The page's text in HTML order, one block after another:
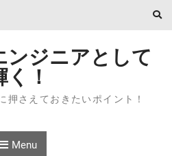
ンジニアとして
く！
押さえておきたいポイント！
Menu